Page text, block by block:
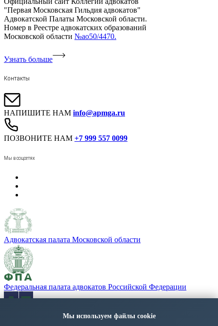
"Первая Московская Гильдия адвокатов"
Адвокатской Палаты Московской области.
Номер в Реестре адвокатских образований
Московской области №ао50/4470.
Узнать больше
Контакты
НАПИШИТЕ НАМ info@apmga.ru
ПОЗВОНИТЕ НАМ +7 999 557 0099
Мы в соцсетях
Адвокатская палата Московской области
Федеральная палата адвокатов Российской Федерации
«Адвокатская газета» - орган Федеральной палаты адвокатов
Мы используем файлы cookie